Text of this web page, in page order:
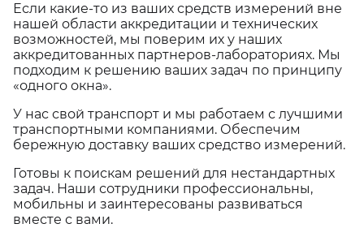
Если какие-то из ваших средств измерений вне
нашей области аккредитации и технических
возможностей, мы поверим их у наших
аккредитованных партнеров-лабораториях. Мы
подходим к решению ваших задач по принципу
«одного окна».
У нас свой транспорт и мы работаем с лучшими
транспортными компаниями. Обеспечим
бережную доставку ваших средство измерений.
Готовы к поискам решений для нестандартных
задач. Наши сотрудники профессиональны,
мобильны и заинтересованы развиваться
вместе с вами.